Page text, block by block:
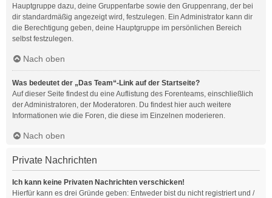
Hauptgruppe dazu, deine Gruppenfarbe sowie den Gruppenrang, der bei
dir standardmäßig angezeigt wird, festzulegen. Ein Administrator kann dir
die Berechtigung geben, deine Hauptgruppe im persönlichen Bereich
selbst festzulegen.
Nach oben
Was bedeutet der „Das Team“-Link auf der Startseite?
Auf dieser Seite findest du eine Auflistung des Forenteams, einschließlich
der Administratoren, der Moderatoren. Du findest hier auch weitere
Informationen wie die Foren, die diese im Einzelnen moderieren.
Nach oben
Private Nachrichten
Ich kann keine Privaten Nachrichten verschicken!
Hierfür kann es drei Gründe geben: Entweder bist du nicht registriert und /